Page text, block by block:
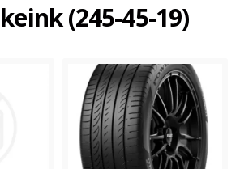
(245-45-19)